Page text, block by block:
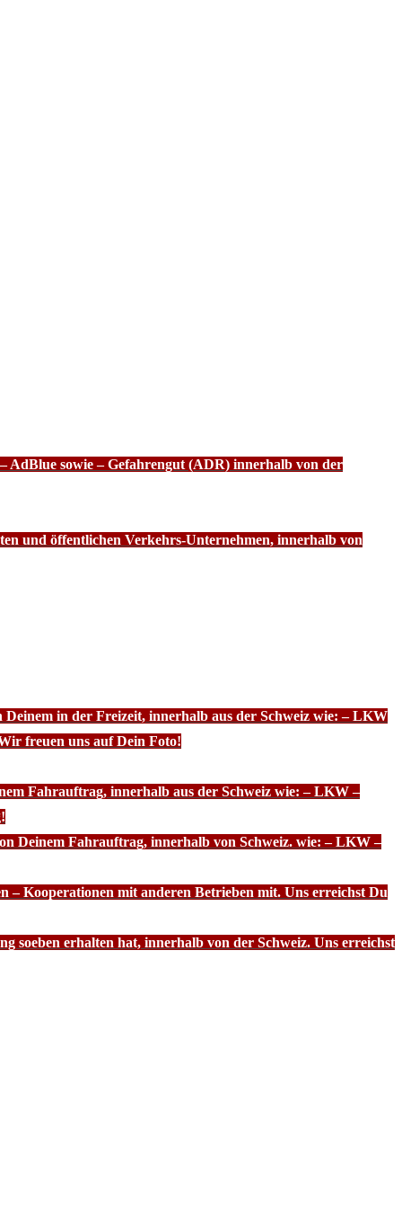
AdBlue sowie – Gefahrengut (ADR) innerhalb von der
und öffentlichen Verkehrs-Unternehmen, innerhalb von
in der Freizeit, innerhalb aus der Schweiz wie: – LKW
freuen uns auf Dein Foto!
Fahrauftrag, innerhalb aus der Schweiz wie: – LKW –
Deinem Fahrauftrag, innerhalb von Schweiz. wie: – LKW –
– Kooperationen mit anderen Betrieben mit. Uns erreichst Du
soeben erhalten hat, innerhalb von der Schweiz. Uns erreichst